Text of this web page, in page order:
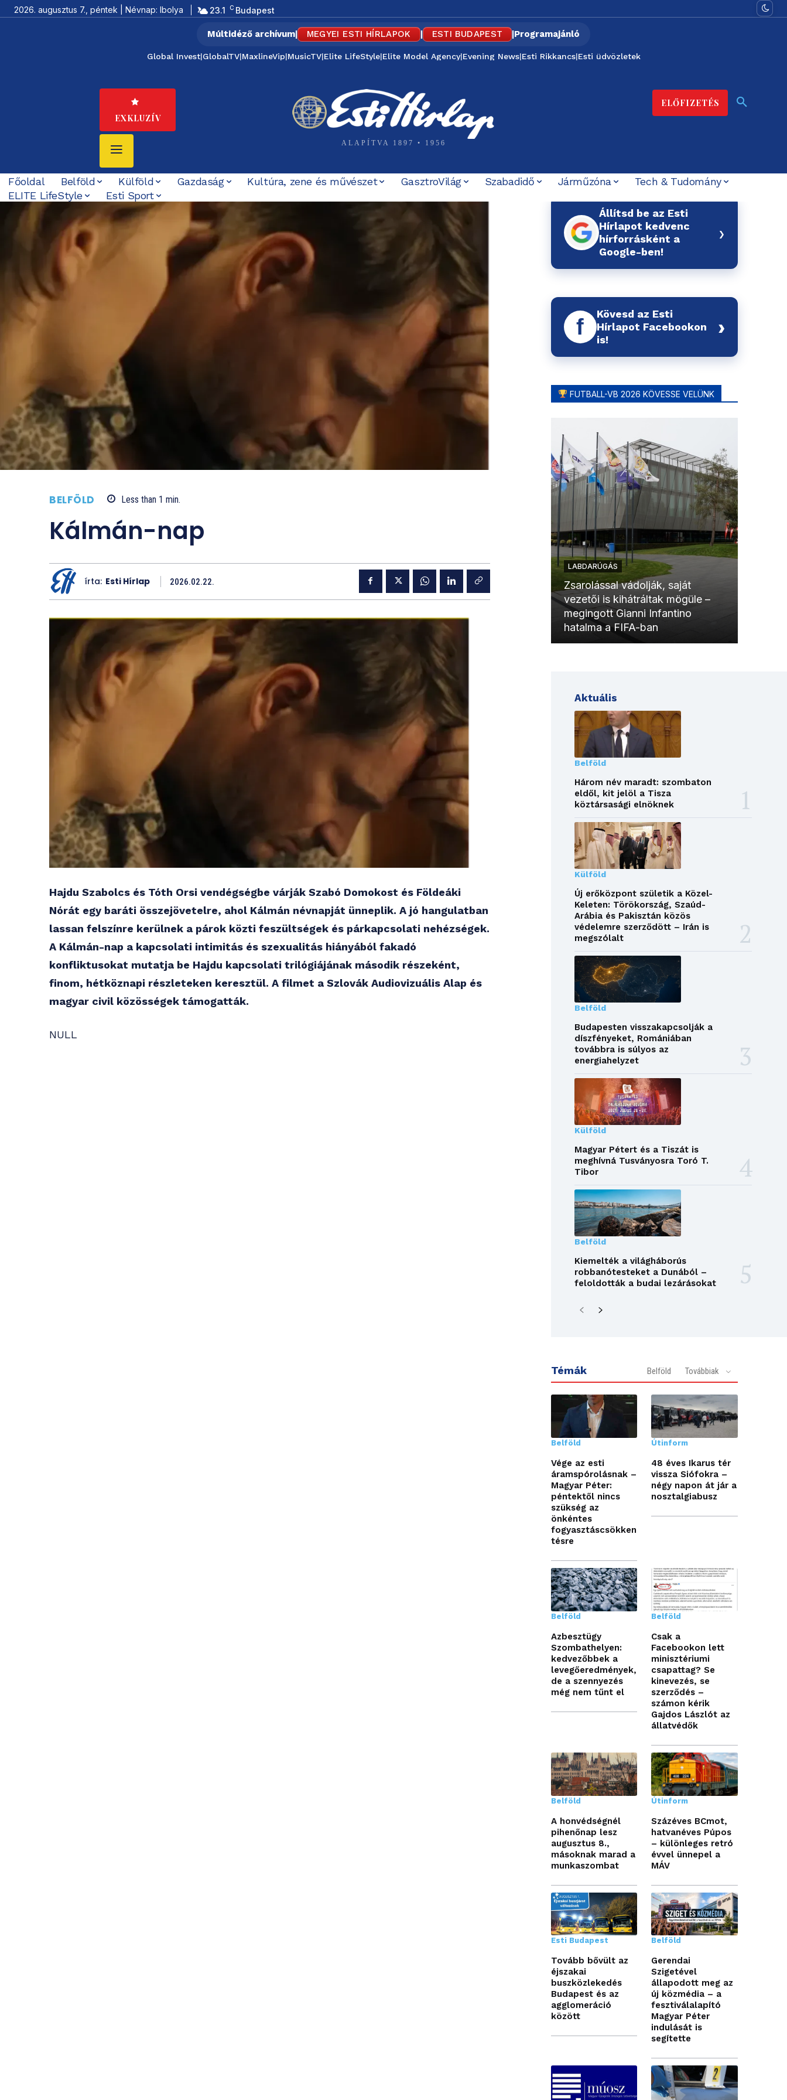
2026. augusztus 7., péntek | Névnap: Ibolya 23.1 C Budapest
Múltidéző archívum| MEGYEI ESTI HÍRLAPOK | ESTI BUDAPEST |Programajánló
Global Invest|GlobalTV|MaxlineVip|MusicTV|Elite LifeStyle|Elite Model Agency|Evening News|Esti Rikkancs|Esti üdvözletek
EXKLUZÍV
ALAPÍTVA 1897 • 1956
ELŐFIZETÉS
Főoldal Belföld Külföld Gazdaság Kultúra, zene és művészet GasztroVilág Szabadidő Járműzóna
Tech & Tudomány
ELITE LifeStyle
Esti Sport
BELFÖLD Less than 1 min.
Kálmán-nap
írta: Esti Hírlap 2026.02.22.
Hajdu Szabolcs és Tóth Orsi vendégségbe várják Szabó Domokost és Földeáki
Nórát egy baráti összejövetelre, ahol Kálmán névnapját ünneplik. A jó hangulatban
lassan felszínre kerülnek a párok közti feszültségek és párkapcsolati nehézségek.
A Kálmán-nap a kapcsolati intimitás és szexualitás hiányából fakadó
konfliktusokat mutatja be Hajdu kapcsolati trilógiájának második részeként,
finom, hétköznapi részleteken keresztül. A filmet a Szlovák Audiovizuális Alap és
magyar civil közösségek támogatták.
NULL
Állítsd be az Esti
Hírlapot kedvenc
hírforrásként a
Google-ben!
›
f
Kövesd az Esti
Hírlapot Facebookon
is!
›
FUTBALL-VB 2026 KÖVESSE VELÜNK
LABDARÚGÁS
Zsarolással vádolják, saját
vezetői is kihátráltak mögüle –
megingott Gianni Infantino
hatalma a FIFA-ban
Aktuális
Belföld
Három név maradt: szombaton
eldől, kit jelöl a Tisza
köztársasági elnöknek
Külföld
Új erőközpont születik a Közel-
Keleten: Törökország, Szaúd-
Arábia és Pakisztán közös
védelemre szerződött – Irán is
megszólalt
Belföld
Budapesten visszakapcsolják a
díszfényeket, Romániában
továbbra is súlyos az
energiahelyzet
Külföld
Magyar Pétert és a Tiszát is
meghívná Tusványosra Toró T.
Tibor
Belföld
Kiemelték a világháborús
robbanótesteket a Dunából –
feloldották a budai lezárásokat
Témák Belföld Továbbiak
Belföld
Vége az esti
áramspórolásnak –
Magyar Péter:
péntektől nincs
szükség az
önkéntes
fogyasztáscsökken
tésre
Útinform
48 éves Ikarus tér
vissza Siófokra –
négy napon át jár a
nosztalgiabusz
Belföld
Azbesztügy
Szombathelyen:
kedvezőbbek a
levegőeredmények,
de a szennyezés
még nem tűnt el
Belföld
Csak a
Facebookon lett
minisztériumi
csapattag? Se
kinevezés, se
szerződés –
számon kérik
Gajdos Lászlót az
állatvédők
Belföld
A honvédségnél
pihenőnap lesz
augusztus 8.,
másoknak marad a
munkaszombat
Útinform
Százéves BCmot,
hatvanéves Púpos
– különleges retró
évvel ünnepel a
MÁV
Esti Budapest
Tovább bővült az
éjszakai
buszközlekedés
Budapest és az
agglomeráció
között
Belföld
Gerendai
Szigetével
állapodott meg az
új közmédia – a
fesztiválalapító
Magyar Péter
indulását is
segítette